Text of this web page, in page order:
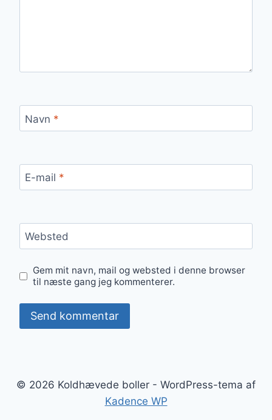
Navn *
E-mail *
Websted
Gem mit navn, mail og websted i denne browser
til næste gang jeg kommenterer.
© 2026 Koldhævede boller - WordPress-tema af
Kadence WP